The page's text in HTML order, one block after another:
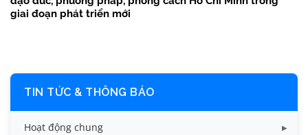
giai đoạn phát triển mới
TIN TỨC & THÔNG BÁO
Hoạt động chung